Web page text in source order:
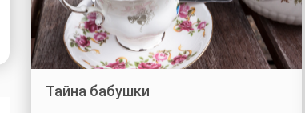
Тайна бабушки